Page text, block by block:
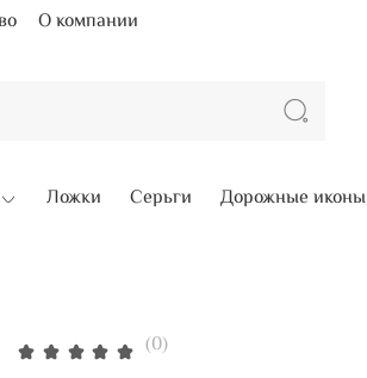
О компании
Ложки Серьги Дорожные иконы
(0)